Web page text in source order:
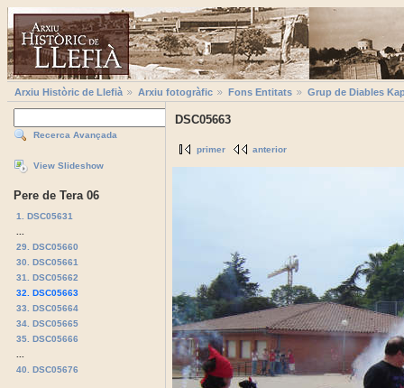
Arxiu Històric de Llefià Arxiu fotogràfic Fons Entitats Grup de Diables
Recerca Avançada
View Slideshow
Pere de Tera 06
1. DSC05631
29. DSC05660
30. DSC05661
31. DSC05662
32. DSC05663
33. DSC05664
34. DSC05665
35. DSC05666
40. DSC05676
DSC05663
primer anterior